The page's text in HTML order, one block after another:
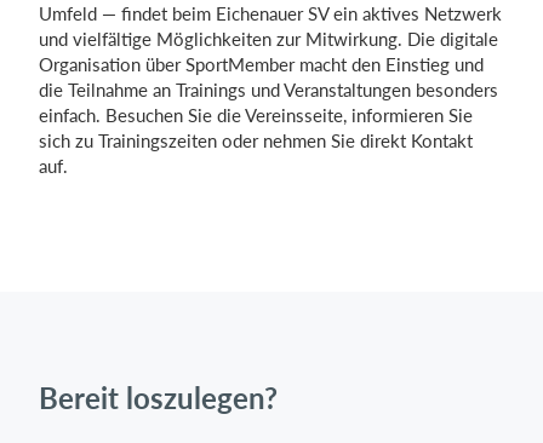
Umfeld — findet beim Eichenauer SV ein aktives Netzwerk
und vielfältige Möglichkeiten zur Mitwirkung. Die digitale
Organisation über SportMember macht den Einstieg und
die Teilnahme an Trainings und Veranstaltungen besonders
einfach. Besuchen Sie die Vereinsseite, informieren Sie
sich zu Trainingszeiten oder nehmen Sie direkt Kontakt
auf.
Bereit loszulegen?